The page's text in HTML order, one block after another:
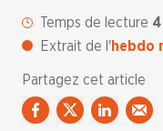
Temps de lecture
Extrait de l'hebdo
Partagez cet article